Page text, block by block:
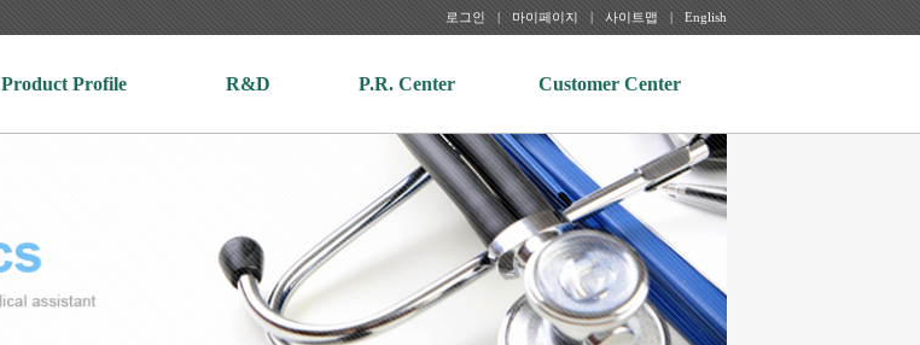
로그인 마이페이지 사이트맵 English
Product Profile R&D P.R. Center Customer Center